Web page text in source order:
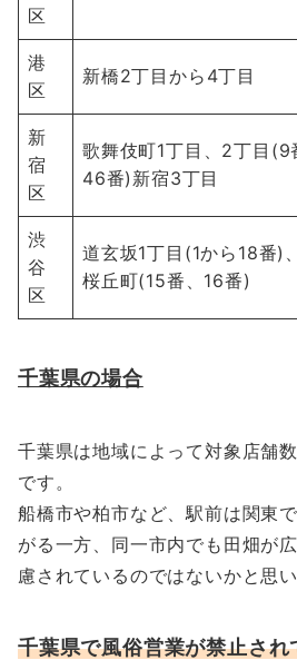
区
港
区
新橋2丁目から4丁目
新
宿
区
歌舞伎町1丁目、2丁目(9
46番)新宿3丁目
渋
谷
区
道玄坂1丁目(1から18番)
桜丘町(15番、16番)
千葉県の場合
千葉県は地域によって対象店舗
です。
船橋市や柏市など、駅前は関東
がる一方、同一市内でも田畑が
慮されているのではないかと思い
千葉県で風俗営業が禁止され